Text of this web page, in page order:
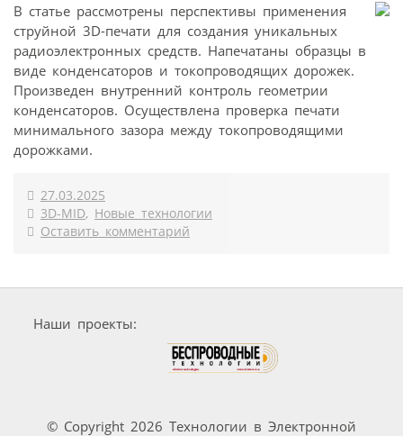
В статье рассмотрены перспективы применения
струйной 3D-печати для создания уникальных
радиоэлектронных средств. Напечатаны образцы в
виде конденсаторов и токопроводящих дорожек.
Произведен внутренний контроль геометрии
конденсаторов. Осуществлена проверка печати
минимального зазора между токопроводящими
дорожками.
27.03.2025
3D-MID, Новые технологии
Оставить комментарий
Наши проекты:
© Copyright 2026 Технологии в Электронной